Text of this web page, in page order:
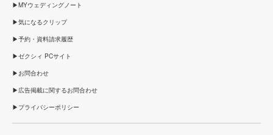
MYウェディングノート
気になるクリップ
予約・資料請求履歴
ゼクシィ PCサイト
お問合わせ
広告掲載に関するお問合わせ
プライバシーポリシー